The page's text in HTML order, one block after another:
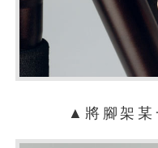
▲將腳架某